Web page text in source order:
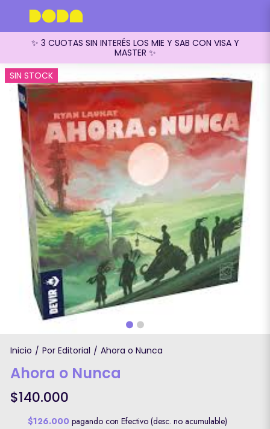
✨ 3 CUOTAS SIN INTERÉS LOS MIE Y SAB CON VISA Y
MASTER ✨
SIN STOCK
Inicio / Por Editorial / Ahora o Nunca
Ahora o Nunca
$140.000
$126.000 pagando con Efectivo (desc. no acumulable)